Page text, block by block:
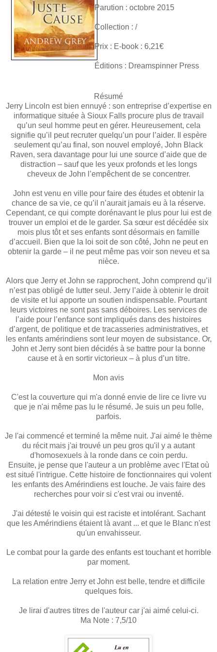
Parution : octobre 2015
Collection : /
Prix : E-book : 6,21€
Éditions : Dreamspinner Press
Résumé
Jerry Lincoln est bien ennuyé : son entreprise d’expertise en
informatique située à Sioux Falls procure plus de travail
qu’un seul homme peut en gérer. Heureusement, cela
signifie qu’il peut recruter quelqu’un pour l’aider. Il espère
seulement qu’au final, son nouvel employé, John Black
Raven, sera davantage pour lui une source d’aide que de
distraction – sauf que les yeux profonds et les longs
cheveux de John l’empêchent de se concentrer.
John est venu en ville pour faire des études et obtenir la
chance de sa vie, ce qu’il n’aurait jamais eu à la réserve.
Cependant, ce qui compte dorénavant le plus pour lui est de
trouver un emploi et de le garder. Sa sœur est décédée six
mois plus tôt et ses enfants sont désormais en famille
d’accueil. Bien que la loi soit de son côté, John ne peut en
obtenir la garde – il ne peut même pas voir son neveu et sa
nièce.
Alors que Jerry et John se rapprochent, John comprend qu’il
n’est pas obligé de lutter seul. Jerry l’aide à obtenir le droit
de visite et lui apporte un soutien indispensable. Pourtant
leurs victoires ne sont pas sans déboires. Les services de
l’aide pour l’enfance sont impliqués dans des histoires
d’argent, de politique et de tracasseries administratives, et
les enfants amérindiens sont leur moyen de subsistance. Or,
John et Jerry sont bien décidés à se battre pour la bonne
cause et à en sortir victorieux – à plus d’un titre.
Mon avis
C'est la couverture qui m'a donné envie de lire ce livre vu
que je n'ai même pas lu le résumé. Je suis un peu folle,
parfois.
Je l'ai commencé et terminé la même nuit. J'ai aimé le thème
du récit mais j'ai trouvé un peu gros qu'il y a autant
d'homosexuels à la ronde dans ce coin perdu.
Ensuite, je pense que l'auteur a un problème avec l'Etat où
est situé l'intrigue. Cette histoire de fonctionnaires qui volent
les enfants des Amérindiens est louche. Je vais faire des
recherches pour voir si c'est vrai ou inventé.
J'ai détesté le voisin qui est raciste et intolérant. Sachant
que les Amérindiens étaient là avant ... et que le Blanc n'est
qu'un envahisseur.
Le combat pour la garde des enfants est touchant et horrible
par moment.
La relation entre Jerry et John est belle, tendre et difficile
quelques fois.
Je lirai d'autres titres de l'auteur car j'ai aimé celui-ci.
Ma Note : 7,5/10